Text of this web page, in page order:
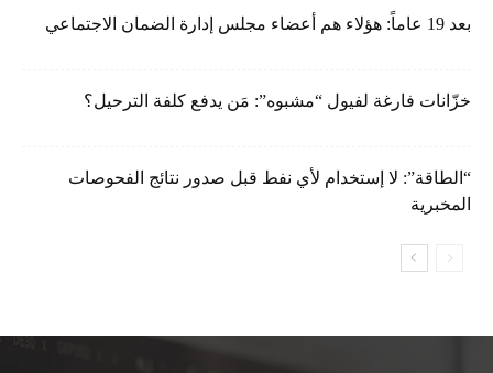
بعد 19 عاماً: هؤلاء هم أعضاء مجلس إدارة الضمان الاجتماعي
خزّانات فارغة لفيول “مشبوه”: مَن يدفع كلفة الترحيل؟
“الطاقة”: لا إستخدام لأي نفط قبل صدور نتائج الفحوصات
المخبرية